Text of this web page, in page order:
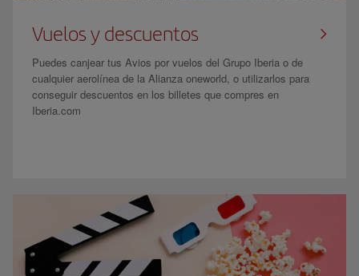
Vuelos y descuentos
Puedes canjear tus Avios por vuelos del Grupo Iberia o de
cualquier aerolínea de la Alianza oneworld, o utilizarlos para
conseguir descuentos en los billetes que compres en
Iberia.com